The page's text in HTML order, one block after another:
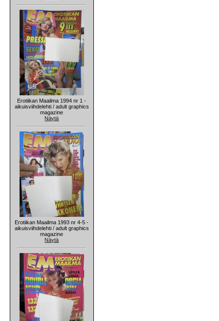
Erotiikan Maailma 1994 nr 1 -
aikuisviihdelehti / adult graphics
magazine
Näytä
Erotiikan Maailma 1993 nr 4-5 -
aikuisviihdelehti / adult graphics
magazine
Näytä